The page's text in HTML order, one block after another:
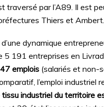
traversé par l’A89. Il est
Thiers et Ambert.
dynamique
5 191 entreprises en
emplois (salariés et non-
l’emploi industriel
tissu industriel du territoire